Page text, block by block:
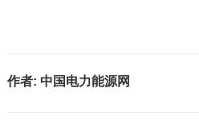
作者: 中国电力能源网